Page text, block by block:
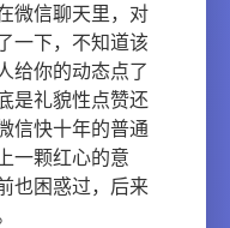
微信聊天里，对
一下，不知道该
给你的动态点了
是礼貌性点赞还
信快十年的普通
一颗红心的意
也困惑过，后来